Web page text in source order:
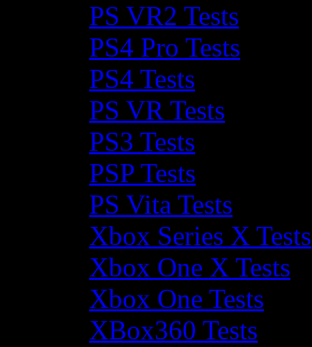
PS VR2 Tests
PS4 Pro Tests
PS4 Tests
PS VR Tests
PS3 Tests
PSP Tests
PS Vita Tests
Xbox Series X Tests
Xbox One X Tests
Xbox One Tests
XBox360 Tests